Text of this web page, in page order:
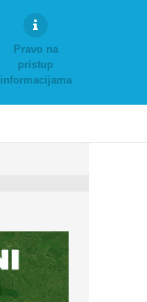
Pravo na
pristup
informacijama